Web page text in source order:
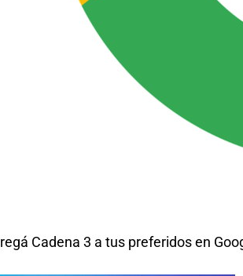
Cadena 3 a tus preferidos en